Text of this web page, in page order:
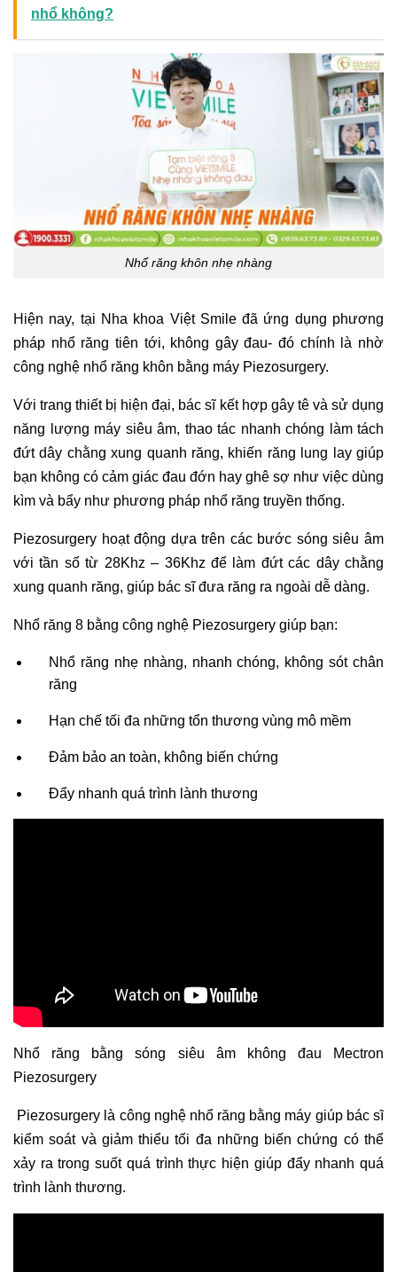
nhổ không?
Nhổ răng khôn nhẹ nhàng
Hiện nay, tại Nha khoa Việt Smile đã ứng dụng phương
pháp nhổ răng tiên tới, không gây đau- đó chính là nhờ
công nghệ nhổ răng khôn bằng máy Piezosurgery.
Với trang thiết bị hiện đại, bác sĩ kết hợp gây tê và sử dụng
năng lượng máy siêu âm, thao tác nhanh chóng làm tách
đứt dây chằng xung quanh răng, khiến răng lung lay giúp
bạn không có cảm giác đau đớn hay ghê sợ như việc dùng
kìm và bẩy như phương pháp nhổ răng truyền thống.
Piezosurgery hoạt động dựa trên các bước sóng siêu âm
với tần số từ 28Khz – 36Khz để làm đứt các dây chằng
xung quanh răng, giúp bác sĩ đưa răng ra ngoài dễ dàng.
Nhổ răng 8 bằng công nghệ Piezosurgery giúp bạn:
Nhổ răng nhẹ nhàng, nhanh chóng, không sót chân
răng
Hạn chế tối đa những tổn thương vùng mô mềm
Đảm bảo an toàn, không biến chứng
Đẩy nhanh quá trình lành thương
Nhổ răng bằng sóng siêu âm không đau Mectron
Piezosurgery
Piezosurgery là công nghệ nhổ răng bằng máy giúp bác sĩ
kiểm soát và giảm thiểu tối đa những biến chứng có thể
xảy ra trong suốt quá trình thực hiện giúp đẩy nhanh quá
trình lành thương.